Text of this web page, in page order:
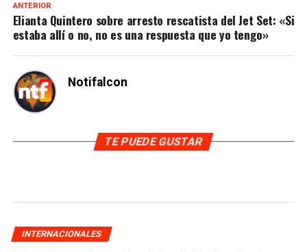
ANTERIOR
Elianta Quintero sobre arresto rescatista del Jet Set: «Si
estaba allí o no, no es una respuesta que yo tengo»
Notifalcon
TE PUEDE GUSTAR
INTERNACIONALES